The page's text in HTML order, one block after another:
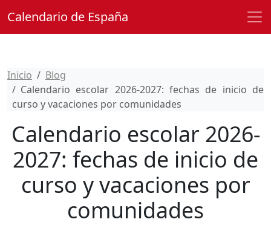
Calendario de España
Inicio
Blog
Calendario escolar 2026-2027: fechas de inicio de
curso y vacaciones por comunidades
Calendario escolar 2026-
2027: fechas de inicio de
curso y vacaciones por
comunidades